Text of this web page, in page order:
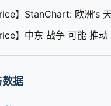
】StanChart: 欧洲’s
】中东 战争 可能 推
数据